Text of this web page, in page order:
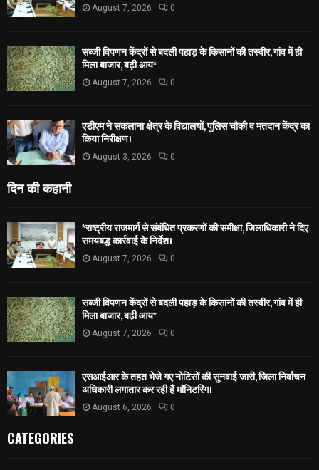
August 7, 2026 0
सब्जी विपणन केंद्रों से बदली पहाड़ के किसानों की तस्वीर, गांव में ही
मिला बाजार, बढ़ी आय*
August 7, 2026 0
एडीएम ने सकलाना क्षेत्र के विद्यालयों, पुलिस चौकी व मतदान केंद्र का
किया निरीक्षण।
August 3, 2026 0
दिन की कहानी
*राष्ट्रीय राजमार्ग से संबंधित प्रकरणों की समीक्षा, जिलाधिकारी ने दिए
समयबद्ध कार्रवाई के निर्देश।
August 7, 2026 0
सब्जी विपणन केंद्रों से बदली पहाड़ के किसानों की तस्वीर, गांव में ही
मिला बाजार, बढ़ी आय*
August 7, 2026 0
एसआईआर के तहत भेजे गए नोटिसों की सुनवाई जारी, जिला निर्वाचन
अधिकारी लगातार कर रही हैं मॉनिटरिंग।
August 6, 2026 0
CATEGORIES